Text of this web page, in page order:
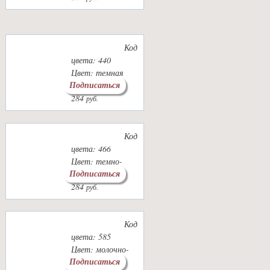
Код
цвета: 440
Цвет: темная
сухая роза
284руб.
Подписаться
Код
цвета: 466
Цвет: темно-
бежевый
284руб.
Подписаться
Код
цвета: 585
Цвет: молочно-
бежевый
Подписаться